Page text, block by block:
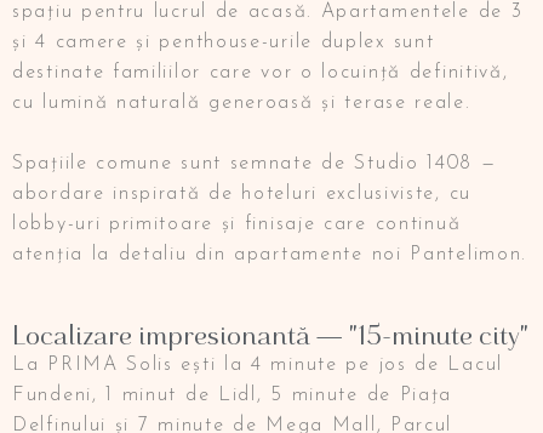
spațiu pentru lucrul de acasă. Apartamentele de 3
și 4 camere și penthouse-urile duplex sunt
destinate familiilor care vor o locuință definitivă,
cu lumină naturală generoasă și terase reale.
Spațiile comune sunt semnate de Studio 1408 —
abordare inspirată de hoteluri exclusiviste, cu
lobby-uri primitoare și finisaje care continuă
atenția la detaliu din apartamente noi Pantelimon.
Localizare impresionantă — "15-minute city"
La PRIMA Solis ești la 4 minute pe jos de Lacul
Fundeni, 1 minut de Lidl, 5 minute de Piața
Delfinului și 7 minute de Mega Mall, Parcul